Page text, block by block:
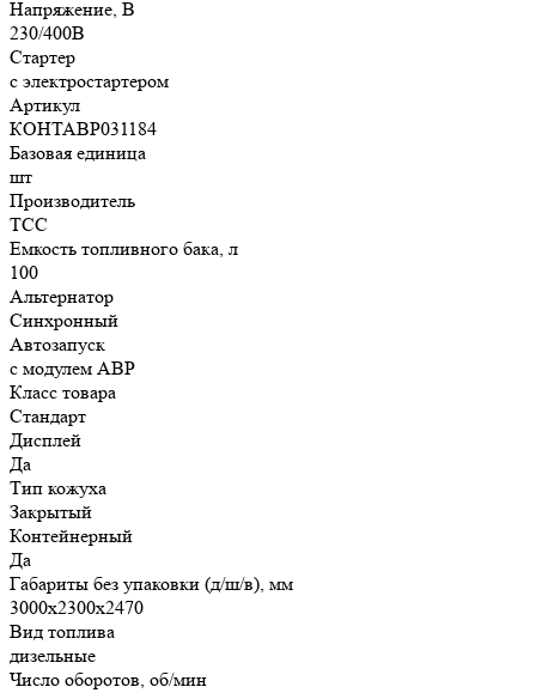
Напряжение, В
230/400В
Стартер
с электростартером
Артикул
КОНТАВР031184
Базовая единица
шт
Производитель
ТСС
Емкость топливного бака, л
100
Альтернатор
Синхронный
Автозапуск
с модулем АВР
Класс товара
Стандарт
Дисплей
Да
Тип кожуха
Закрытый
Контейнерный
Да
Габариты без упаковки (д/ш/в), мм
3000х2300х2470
Вид топлива
дизельные
Число оборотов, об/мин